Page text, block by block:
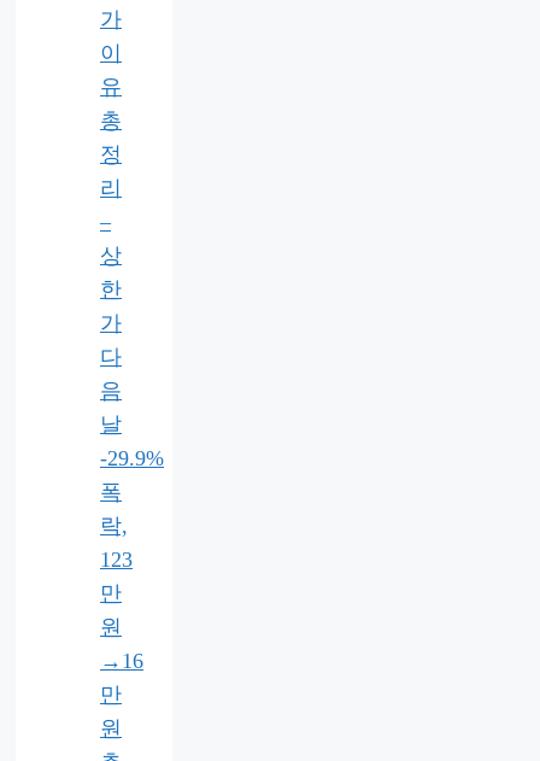
가
이
유
총
정
리
–
상
한
가
다
음
날
-29.9%
폭
락,
123
만
원
→16
만
원